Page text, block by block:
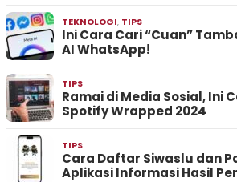
TEKNOLOGI, TIPS
Ini Cara Cari “Cuan”
AI WhatsApp!
TIPS
Ramai di Media Sosial, Ini
Spotify Wrapped 2024
TIPS
Cara Daftar Siwaslu dan
Aplikasi Informasi Hasil